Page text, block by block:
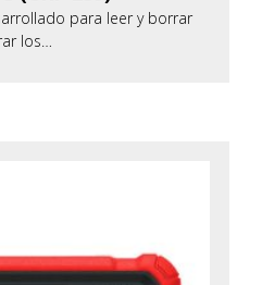
para leer y borrar
los…